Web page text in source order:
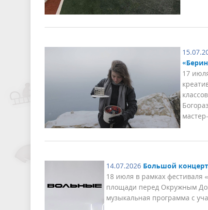
17
14.07.2026 Большой
18 июля в рамках фестиваля
площади перед Окружным
музыкальная программа с